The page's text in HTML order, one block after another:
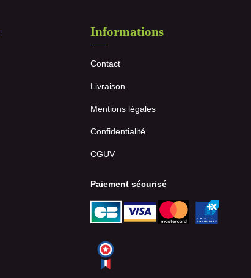
Informations
Contact
Livraison
Mentions légales
Confidentialité
CGUV
Paiement sécurisé